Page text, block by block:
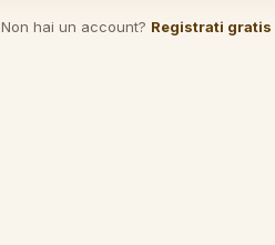
Non hai un account? Registrati gratis